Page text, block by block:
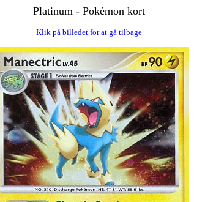
Platinum - Pokémon kort
Klik på billedet for at gå tilbage